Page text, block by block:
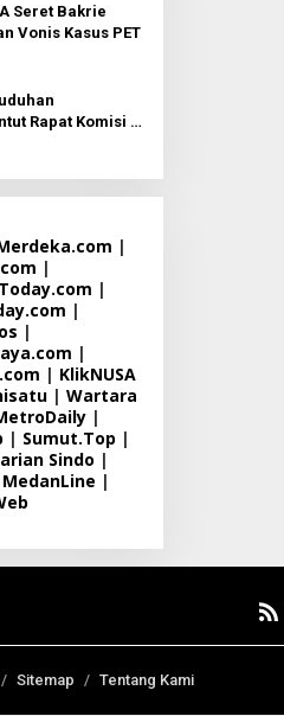
Seret Bakrie
Vonis Kasus PET
Rapat Komisi II
|
|
|
|
|
|
| KlikNUSA
| Wartara
|
| Sumut.Top |
Sindo |
MedanLine |
Sitemap Tentang Kami